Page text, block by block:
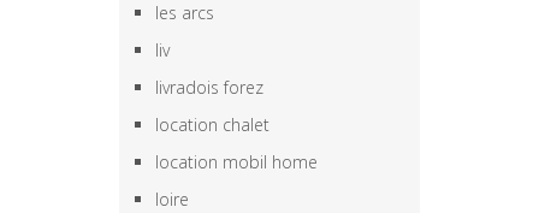
les arcs
liv
livradois forez
location chalet
location mobil home
loire